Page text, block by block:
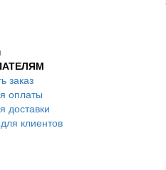
заказ
оплаты
доставки
клиентов